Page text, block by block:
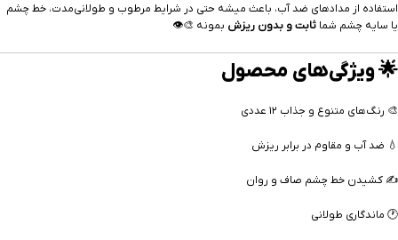
استفاده از مدادهای ضد آب، باعث میشه حتی در شرایط مرطوب و طولانی‌مدت، خط چشم
یا سایه چشم شما ثابت و بدون ریزش بمونه 🎨👁️
🌟 ویژگی‌های محصول
🎨 رنگ‌های متنوع و جذاب ۱۲ عددی
💧 ضد آب و مقاوم در برابر ریزش
✍️ کشیدن خط چشم صاف و روان
🕐 ماندگاری طولانی